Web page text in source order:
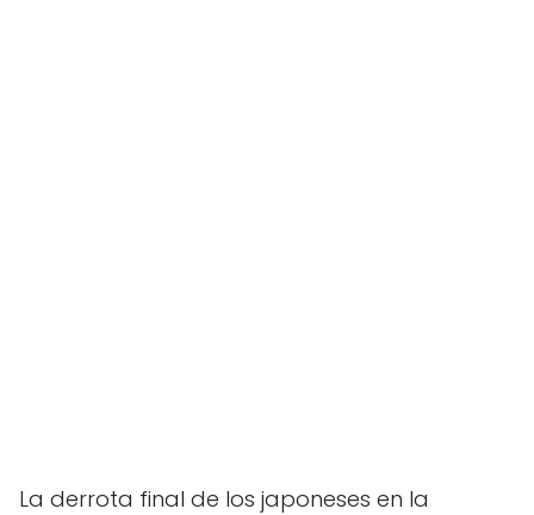
La derrota final de los japoneses en la